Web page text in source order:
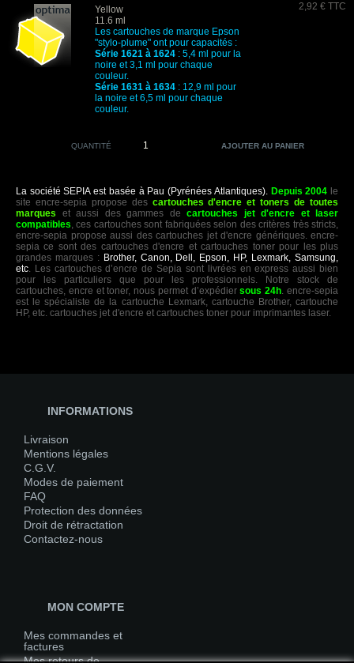
Yellow
11.6 ml
Les cartouches de marque Epson
"stylo-plume" ont pour capacités :
Série 1621 à 1624 : 5,4 ml pour la
noire et 3,1 ml pour chaque
couleur.
Série 1631 à 1634 : 12,9 ml pour
la noire et 6,5 ml pour chaque
couleur.
2,92 € TTC
QUANTITÉ
La société SEPIA est basée à Pau (Pyrénées Atlantiques). Depuis 2004 le
site encre-sepia propose des cartouches d'encre et toners de toutes
marques et aussi des gammes de cartouches jet d'encre et laser
compatibles, ces cartouches sont fabriquées selon des critères très stricts,
encre-sepia propose aussi des cartouches jet d'encre génériques. encre-
sepia ce sont des cartouches d'encre et cartouches toner pour les plus
grandes marques : Brother, Canon, Dell, Epson, HP, Lexmark, Samsung,
etc. Les cartouches d’encre de Sepia sont livrées en express aussi bien
pour les particuliers que pour les professionnels. Notre stock de
cartouches, encre et toner, nous permet d’expédiersous 24h. encre-sepia
est le spécialiste de la cartouche Lexmark, cartouche Brother, cartouche
HP, etc. cartouches jet d'encre et cartouches toner pour imprimantes laser.
INFORMATIONS
Livraison
Mentions légales
C.G.V.
Modes de paiement
FAQ
Protection des données
Droit de rétractation
Contactez-nous
MON COMPTE
Mes commandes et
factures